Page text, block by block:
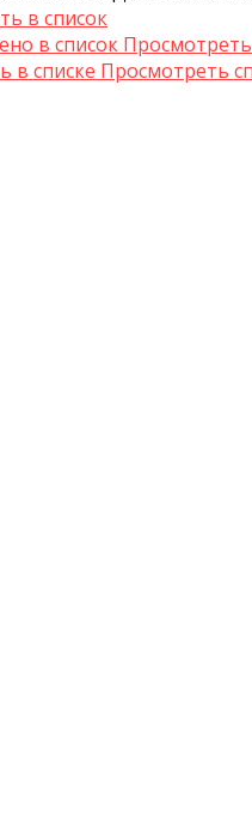
в список
в список
в списке Просмотреть